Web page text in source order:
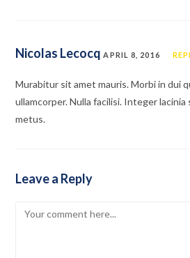
Nicolas Lecocq APRIL 8, 2016
Murabitur sit amet mauris. Morbi in dui
ullamcorper. Nulla facilisi. Integer lacinia
metus.
Leave a Reply